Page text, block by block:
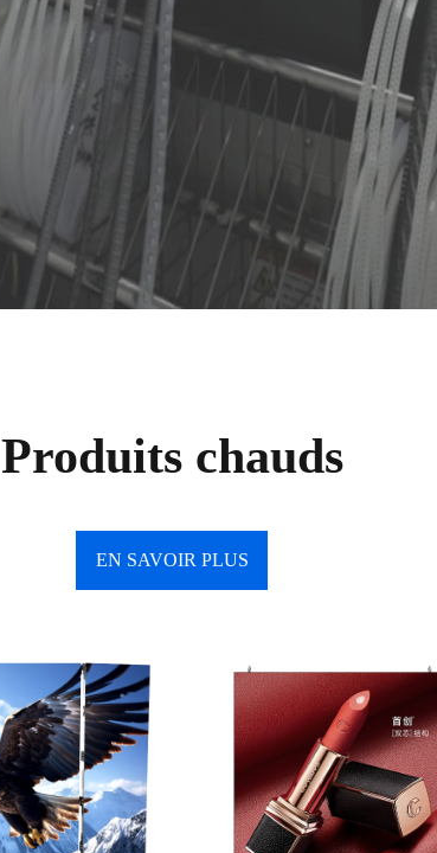
Produits chauds
EN SAVOIR PLUS